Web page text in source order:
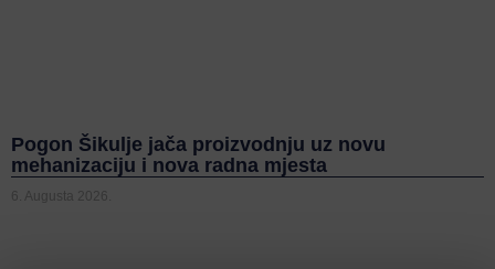
Pogon Šikulje jača proizvodnju uz novu
mehanizaciju i nova radna mjesta
6. Augusta 2026.